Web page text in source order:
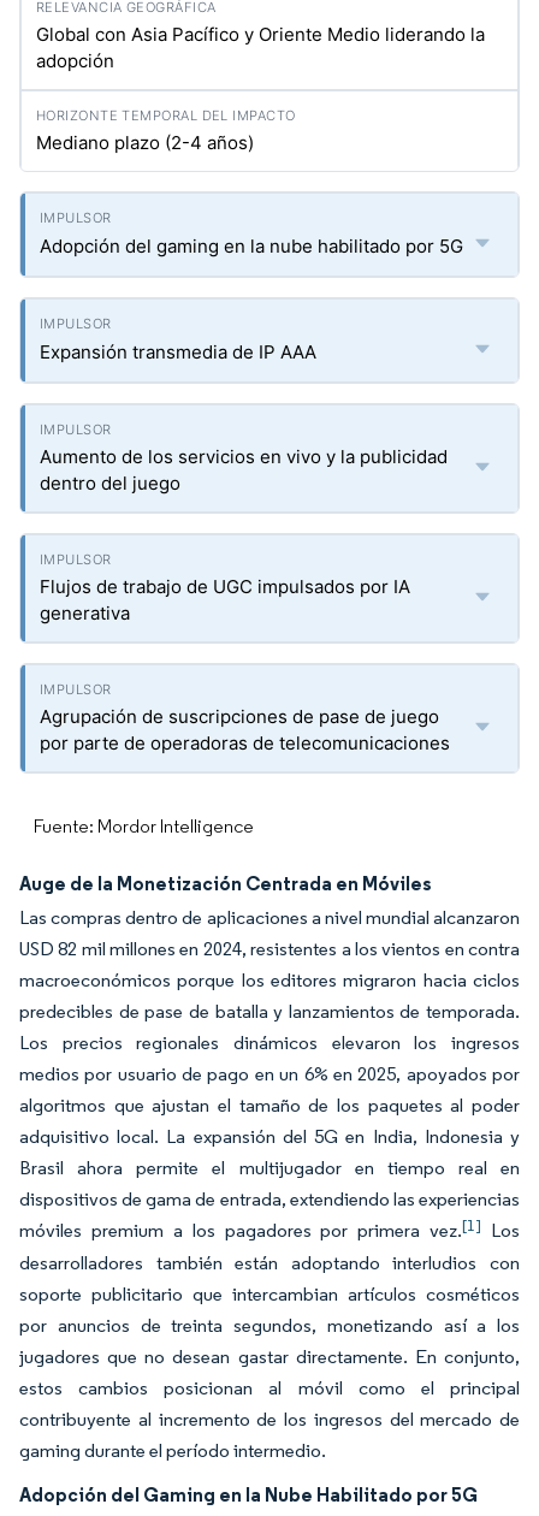
Global con Asia Pacífico y Oriente Medio liderando la
adopción
Mediano plazo (2-4 años)
Adopción del gaming en la nube habilitado por 5G
Expansión transmedia de IP AAA
Aumento de los servicios en vivo y la publicidad
dentro del juego
Flujos de trabajo de UGC impulsados por IA
generativa
Agrupación de suscripciones de pase de juego
por parte de operadoras de telecomunicaciones
Fuente: Mordor Intelligence
Auge de la Monetización Centrada en Móviles
Las compras dentro de aplicaciones a nivel mundial alcanzaron
USD 82 mil millones en 2024, resistentes a los vientos en contra
macroeconómicos porque los editores migraron hacia ciclos
predecibles de pase de batalla y lanzamientos de temporada.
Los precios regionales dinámicos elevaron los ingresos
medios por usuario de pago en un 6% en 2025, apoyados por
algoritmos que ajustan el tamaño de los paquetes al poder
adquisitivo local. La expansión del 5G en India, Indonesia y
Brasil ahora permite el multijugador en tiempo real en
dispositivos de gama de entrada, extendiendo las experiencias
móviles premium a los pagadores por primera vez.[1] Los
desarrolladores también están adoptando interludios con
soporte publicitario que intercambian artículos cosméticos
por anuncios de treinta segundos, monetizando así a los
jugadores que no desean gastar directamente. En conjunto,
estos cambios posicionan al móvil como el principal
contribuyente al incremento de los ingresos del mercado de
gaming durante el período intermedio.
Adopción del Gaming en la Nube Habilitado por 5G